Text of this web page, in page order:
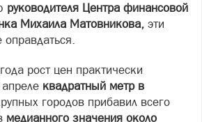
руководителя Центра финансовой
Михаила Матовникова, эти
рост цен практически
квадратный метр в
городов прибавил всего
медианного значения около